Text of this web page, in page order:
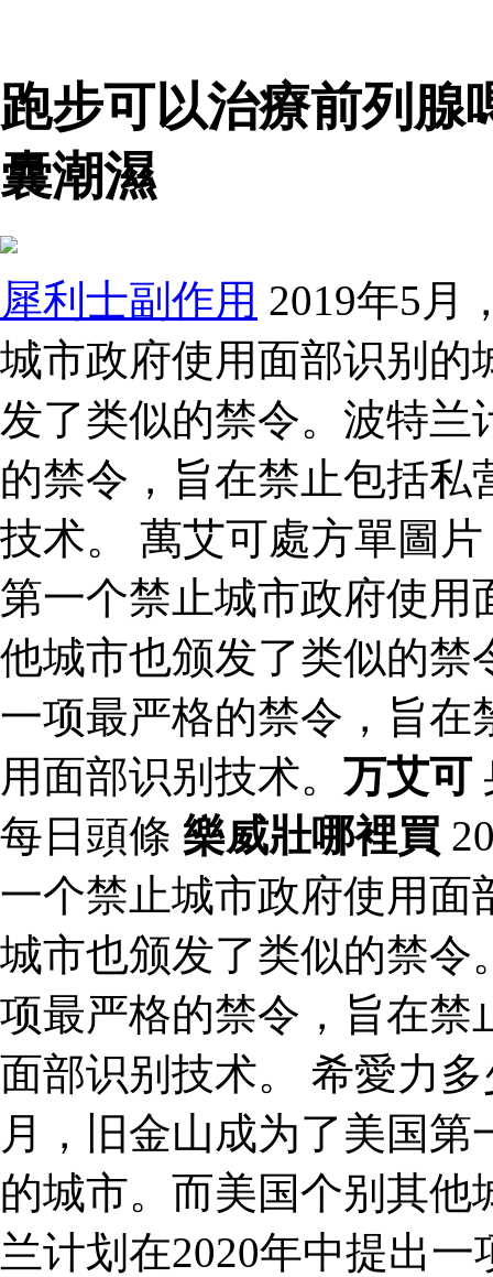
跑步可以治療前列腺
囊潮濕
犀利士副作用 2019年5月
城市政府使用面部识别的
发了类似的禁令。波特兰
的禁令，旨在禁止包括
技术。 萬艾可處方單圖
第一个禁止城市政府使用
他城市也颁发了类似的禁
一项最严格的禁令，旨在
用面部识别技术。 万艾可
每日頭條 樂威壯哪裡買
一个禁止城市政府使用面
城市也颁发了类似的禁令
项最严格的禁令，旨在禁
面部识别技术。 希愛力
月，旧金山成为了美国
的城市。而美国个别其
兰计划在2020年中提出